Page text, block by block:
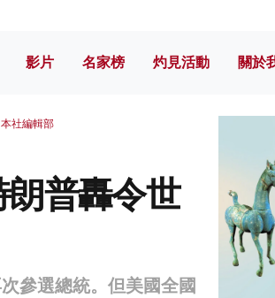
影片 名家榜 灼見活動 關於
社編輯部
朗普轟令世
參選總統。但美國全國